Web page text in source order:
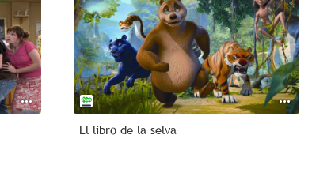
El libro de la selva